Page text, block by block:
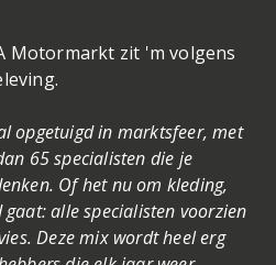
Motormarkt zit 'm volgens
opgetuigd in marktsfeer, met
65 specialisten die je
Of het nu om kleding,
alle specialisten voorzien
Deze mix wordt heel erg